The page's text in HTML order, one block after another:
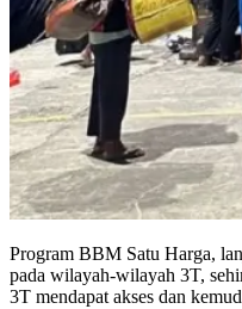
Program BBM Satu Harga,
pada wilayah-wilayah 3T,
3T mendapat akses dan